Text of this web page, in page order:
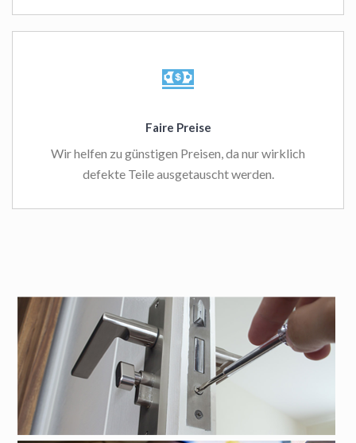
Faire Preise
Wir helfen zu günstigen Preisen, da nur wirklich
defekte Teile ausgetauscht werden.